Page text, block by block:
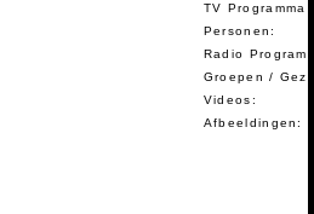
TV Programma
Personen:
Radio
Groepen /
Videos:
Afbeeldingen: